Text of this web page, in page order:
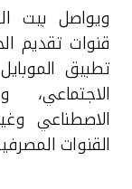
ويواصل بيت
قنوات تقديم
تطبيق الموبايل
الاجتماعي،
الاصطناعي
القنوات